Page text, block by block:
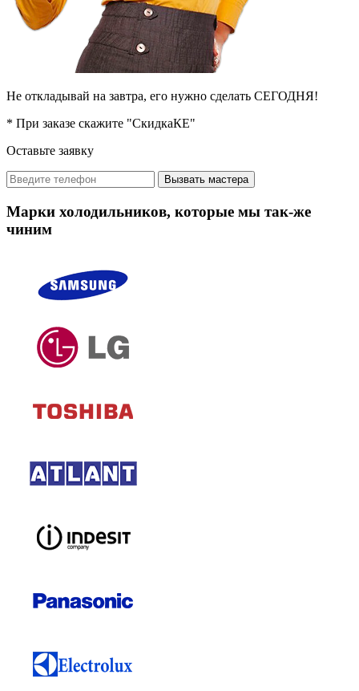
Не откладывай на завтра, его нужно сделать СЕГОДНЯ!
* При заказе скажите "СкидкаКЕ"
Оставьте заявку
Вызвать мастера
Марки холодильников, которые мы так-же
чиним